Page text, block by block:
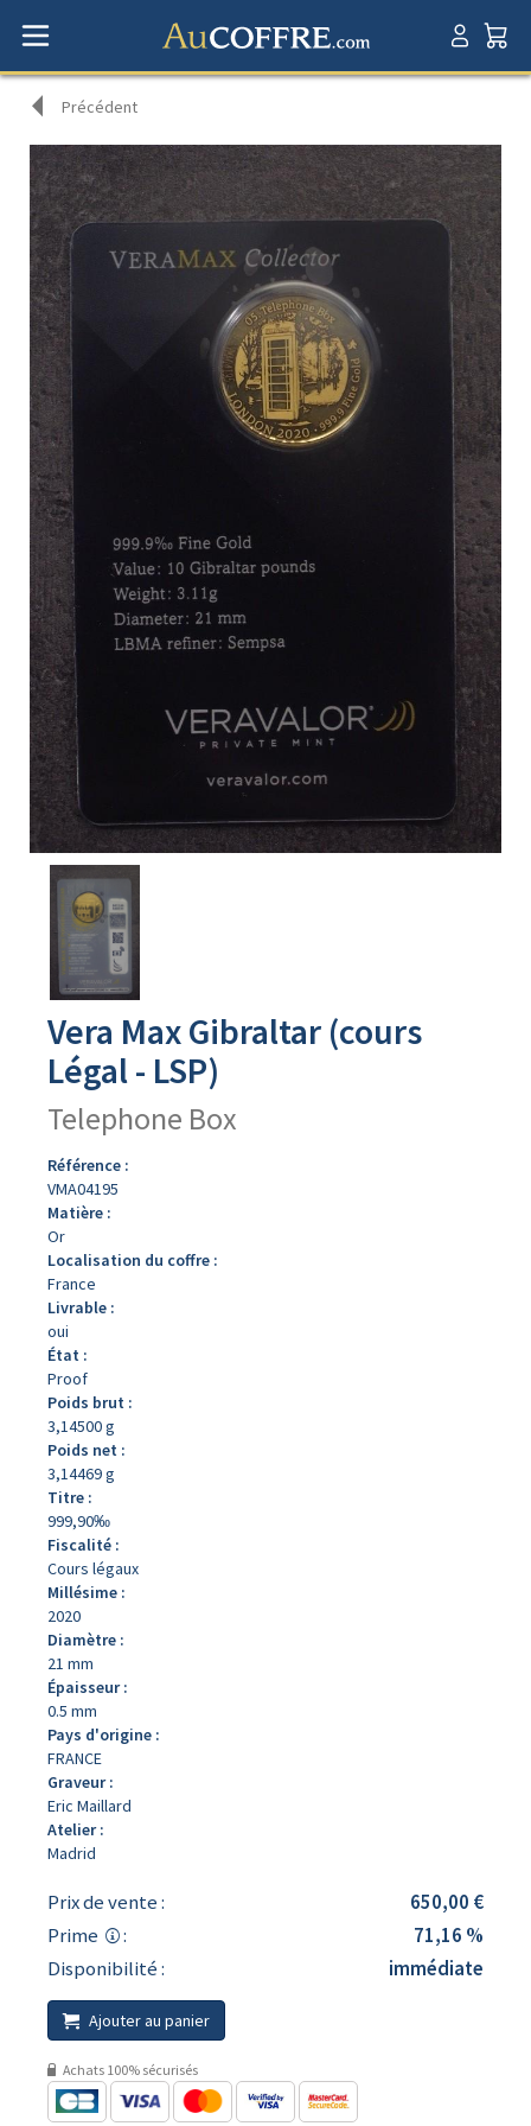
Précédent
Avers
produit
Vera Max Gibraltar (cours
Légal - LSP)
Telephone Box
Référence :
VMA04195
Matière :
Or
Localisation du coffre :
France
Livrable :
oui
État :
Proof
Poids brut :
3,14500 g
Poids net :
3,14469 g
Titre :
999,90‰
Fiscalité :
Cours légaux
Millésime :
2020
Diamètre :
21 mm
Épaisseur :
0.5 mm
Pays d'origine :
FRANCE
Graveur :
Eric Maillard
Atelier :
Madrid
Prix de vente :
650,00 €
Prime
:
71,16 %
Disponibilité :
immédiate
Ajouter au panier
Achats 100% sécurisés